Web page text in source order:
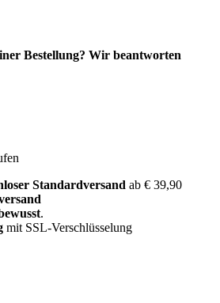
Bestellung? Wir beantworten
Standardversand ab € 39,90
.
mit SSL-Verschlüsselung